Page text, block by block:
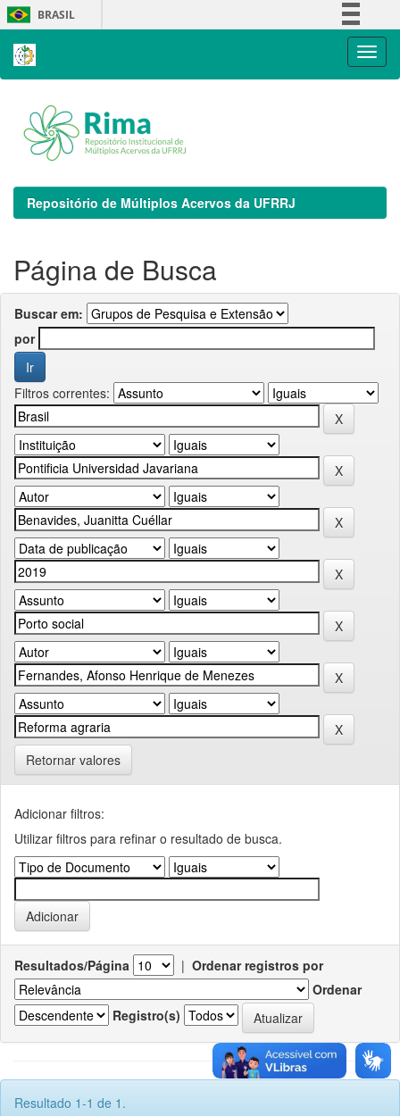
Skip
navigation
BRASIL
Repositório de Múltiplos Acervos da UFRRJ
Página de Busca
Buscar em:
por
Filtros correntes:
Retornar valores
Adicionar filtros:
Utilizar filtros para refinar o resultado de busca.
Resultados/Página | Ordenar registros por
Ordenar
Registro(s)
Resultado 1-1 de 1.